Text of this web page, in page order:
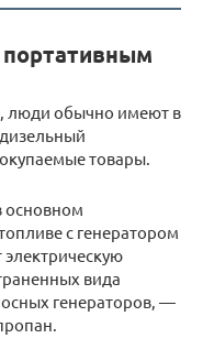
люди обычно имеют в
товары.
основном
с генератором
вида
генераторов, —